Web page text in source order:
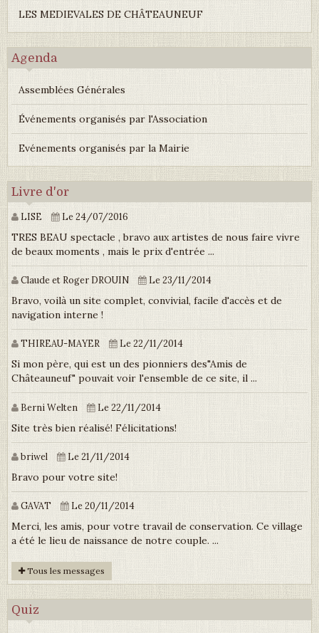
LES MEDIEVALES DE CHÂTEAUNEUF
Agenda
Assemblées Générales
Événements organisés par l'Association
Evénements organisés par la Mairie
Livre d'or
LISE Le 24/07/2016
TRES BEAU spectacle , bravo aux artistes de nous faire vivre
de beaux moments , mais le prix d'entrée ...
Claude et Roger DROUIN Le 23/11/2014
Bravo, voilà un site complet, convivial, facile d'accès et de
navigation interne !
THIREAU-MAYER Le 22/11/2014
Si mon père, qui est un des pionniers des"Amis de
Châteauneuf" pouvait voir l'ensemble de ce site, il ...
Berni Welten Le 22/11/2014
Site très bien réalisé! Félicitations!
briwel Le 21/11/2014
Bravo pour votre site!
GAVAT Le 20/11/2014
Merci, les amis, pour votre travail de conservation. Ce village
a été le lieu de naissance de notre couple. ...
Tous les messages
Quiz